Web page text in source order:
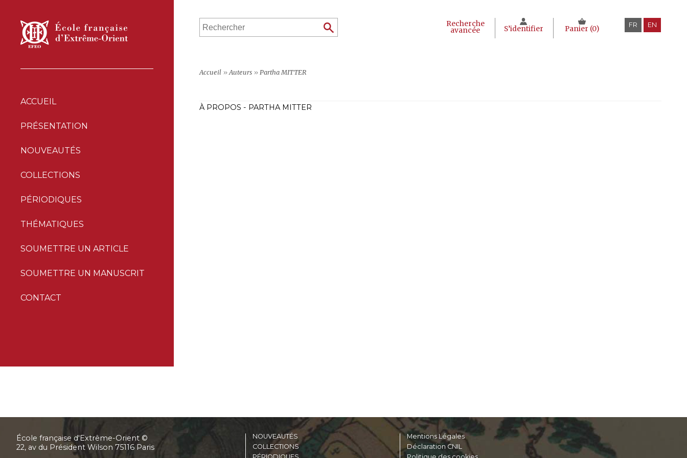
ACCUEIL
PRÉSENTATION
NOUVEAUTÉS
COLLECTIONS
PÉRIODIQUES
THÉMATIQUES
SOUMETTRE UN ARTICLE
SOUMETTRE UN MANUSCRIT
CONTACT
Recherche
avancée S’identifier Panier (0) FR EN
Accueil »Auteurs » Partha MITTER
À PROPOS - PARTHA MITTER
École française d'Extrême-Orient ©
22, av du Président Wilson 75116 Paris
NOUVEAUTÉS
COLLECTIONS
Mentions Légales
Déclaration CNIL